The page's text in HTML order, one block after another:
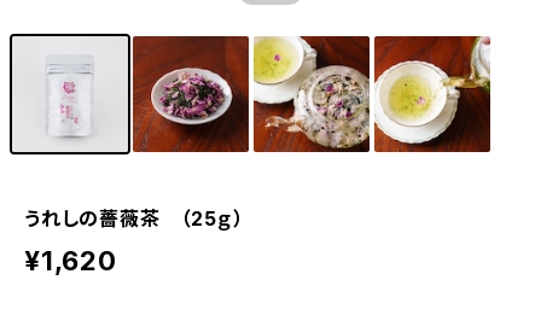
うれしの薔薇茶 （25ｇ）
¥1,620